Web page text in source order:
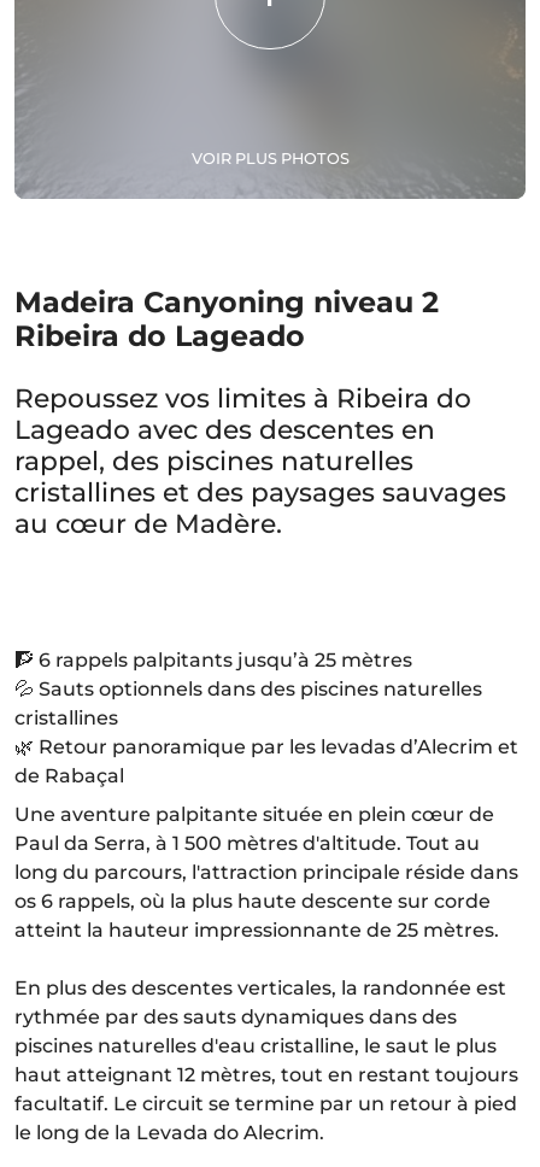
VOIR PLUS PHOTOS
Madeira Canyoning niveau 2
Ribeira do Lageado
Repoussez vos limites à Ribeira do
Lageado avec des descentes en
rappel, des piscines naturelles
cristallines et des paysages sauvages
au cœur de Madère.
🧗 6 rappels palpitants jusqu’à 25 mètres
💦 Sauts optionnels dans des piscines naturelles
cristallines
🌿 Retour panoramique par les levadas d’Alecrim et
de Rabaçal
Une aventure palpitante située en plein cœur de
Paul da Serra, à 1 500 mètres d'altitude. Tout au
long du parcours, l'attraction principale réside dans
os 6 rappels, où la plus haute descente sur corde
atteint la hauteur impressionnante de 25 mètres.
En plus des descentes verticales, la randonnée est
rythmée par des sauts dynamiques dans des
piscines naturelles d'eau cristalline, le saut le plus
haut atteignant 12 mètres, tout en restant toujours
facultatif. Le circuit se termine par un retour à pied
le long de la Levada do Alecrim.